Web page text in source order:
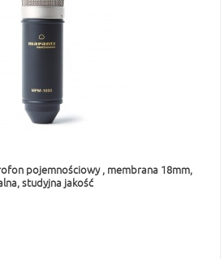
pojemnościowy , membrana 18mm,
studyjna jakość